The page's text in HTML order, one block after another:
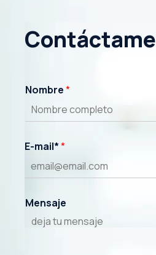
Contáctame
Nombre*
E-mail**
Mensaje